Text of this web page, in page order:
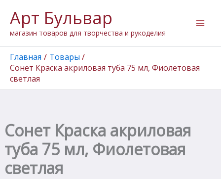
содержимому
Арт Бульвар
магазин товаров для творчества и рукоделия
Главная
Товары
Сонет Краска акриловая туба 75 мл, Фиолетовая
светлая
Сонет Краска акриловая
туба 75 мл, Фиолетовая
светлая
товара
Сонет
Краска
акриловая
туба
мл,
Фиолетовая